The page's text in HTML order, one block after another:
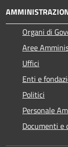
Organi di
Aree
Uffici
Enti e
Politici
Personale
Documenti e